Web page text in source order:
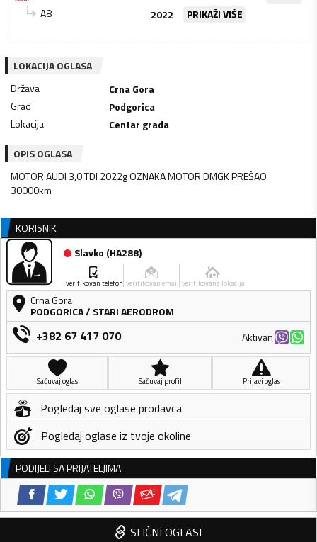
A8
2022 PRIKAŽI VIŠE
LOKACIJA OGLASA
Država
Crna Gora
Grad
Podgorica
Lokacija
Centar grada
OPIS OGLASA
MOTOR AUDI 3,0 TDI 2022g OZNAKA MOTOR DMGK PREŠAO
30000km
KORISNIK
Slavko (HA288)
verifikovan telefon verifikovan email verifikovana lokacija
Crna Gora
PODGORICA/ STARI AERODROM
+382 67 417 070 Aktivan
Sačuvaj oglas Sačuvaj profil Prijavi oglas
Pogledaj sve oglase prodavca
Pogledaj oglase iz tvoje okoline
PODIJELI SA PRIJATELJIMA
SLIČNI OGLASI